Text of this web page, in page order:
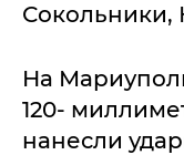
Сокольники,
На
120-
нанесли